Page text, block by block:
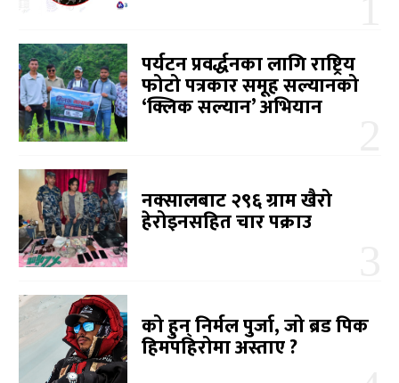
पर्यटन प्रवर्द्धनका लागि राष्ट्रिय
फोटो पत्रकार समूह सल्यानको
‘क्लिक सल्यान’ अभियान
नक्सालबाट २९६ ग्राम खैरो
हेरोइनसहित चार पक्राउ
को हुन् निर्मल पुर्जा, जो ब्रड पिक
हिमपहिरोमा अस्ताए ?